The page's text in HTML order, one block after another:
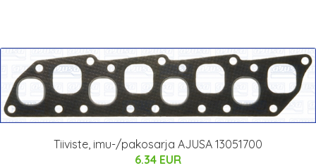
Tiiviste, imu-/pakosarja AJUSA 13051700
6.34 EUR